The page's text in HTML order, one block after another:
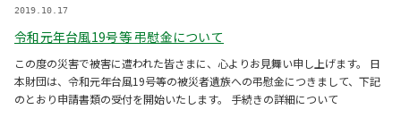
令和元年台風19号等 弔慰金について
2019.10.17
この度の災害で被害に遭われた皆さまに、心よりお見舞い申し上げます。 日
本財団は、令和元年台風19号等の被災者遺族への弔慰金につきまして、下記
のとおり申請書類の受付を開始いたします。 手続きの詳細について